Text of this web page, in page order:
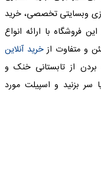
راه‌اندازی وبسایتی تخصصی، خرید
فروشگاه با ارائه انواع
و متفاوت ازخرید آنلاین
از تابستانی خنک و
سر بزنید و اسپیلت مورد